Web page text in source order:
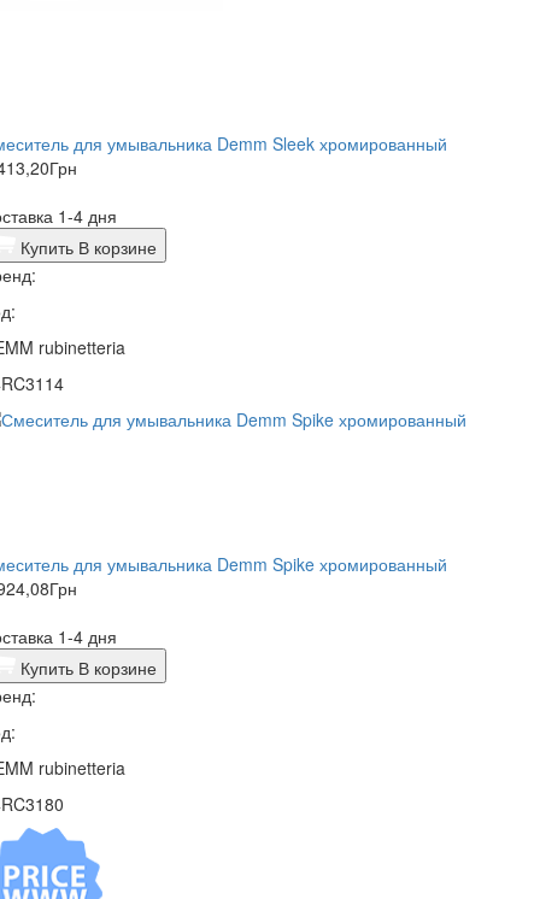
для умывальника Demm Sleek хромированный
Грн
1-4 дня
Купить В корзине
rubinetteria
для умывальника Demm Spike хромированный
Грн
1-4 дня
Купить В корзине
rubinetteria